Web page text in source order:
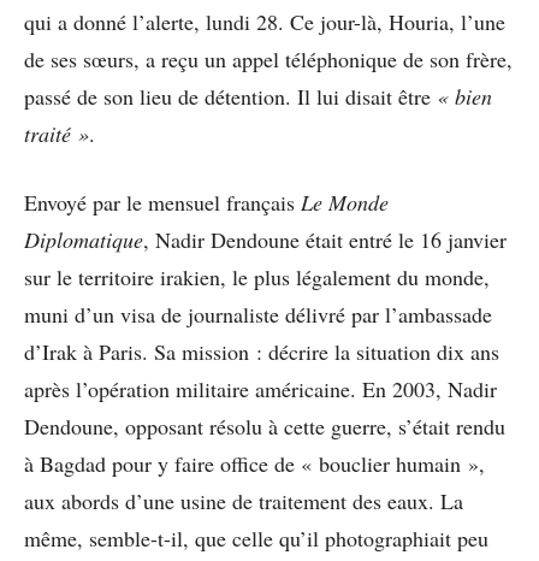
qui a donné l’alerte, lundi 28. Ce jour-là, Houria, l’une
de ses sœurs, a reçu un appel téléphonique de son frère,
passé de son lieu de détention. Il lui disait être « bien
traité ».
Envoyé par le mensuel français Le Monde
Diplomatique, Nadir Dendoune était entré le 16 janvier
sur le territoire irakien, le plus légalement du monde,
muni d’un visa de journaliste délivré par l’ambassade
d’Irak à Paris. Sa mission : décrire la situation dix ans
après l’opération militaire américaine. En 2003, Nadir
Dendoune, opposant résolu à cette guerre, s’était rendu
à Bagdad pour y faire office de « bouclier humain »,
aux abords d’une usine de traitement des eaux. La
même, semble-t-il, que celle qu’il photographiait peu